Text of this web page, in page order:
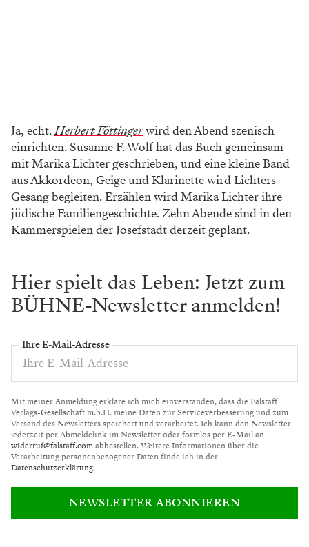
Ja, echt.Herbert Föttingerwird den Abend szenisch
einrichten. Susanne F. Wolf hat das Buch gemeinsam
mit Marika Lichter geschrieben, und eine kleine Band
aus Akkordeon, Geige und Klarinette wird Lichters
Gesang begleiten. Erzählen wird Marika Lichter ihre
jüdische Familiengeschichte. Zehn Abende sind in den
Kammerspielen der Josefstadt derzeit geplant.
Hier spielt das Leben: Jetzt zum
BÜHNE-Newsletter anmelden!
Ihre E-Mail-Adresse
Mit meiner Anmeldung erkläre ich mich einverstanden, dass die Falstaff
Verlags-Gesellschaft m.b.H. meine Daten zur Serviceverbesserung und zum
Versand des Newsletters speichert und verarbeitet. Ich kann den Newsletter
jederzeit per Abmeldelink im Newsletter oder formlos per E-Mail an
widerruf@falstaff.comabbestellen. Weitere Informationen über die
Verarbeitung personenbezogener Daten finde ich in der
Datenschutzerklärung.
NEWSLETTER ABONNIEREN